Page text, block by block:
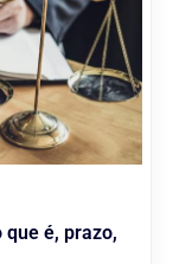
que é, prazo,